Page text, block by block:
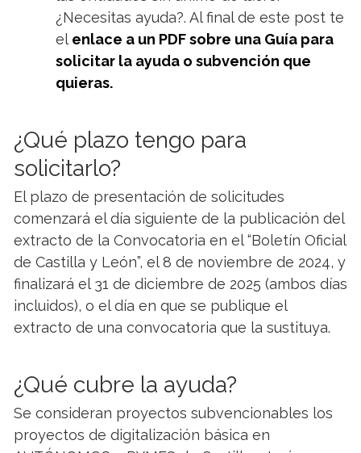
¿Necesitas ayuda?. Al final de este post te
el enlace a un PDF sobre una Guía para
solicitar la ayuda o subvención que
quieras.
¿Qué plazo tengo para
solicitarlo?
El plazo de presentación de solicitudes
comenzará el día siguiente de la publicación del
extracto de la Convocatoria en el “Boletín Oficial
de Castilla y León”, el 8 de noviembre de 2024, y
finalizará el 31 de diciembre de 2025 (ambos días
incluidos), o el día en que se publique el
extracto de una convocatoria que la sustituya.
¿Qué cubre la ayuda?
Se consideran proyectos subvencionables los
proyectos de digitalización básica en